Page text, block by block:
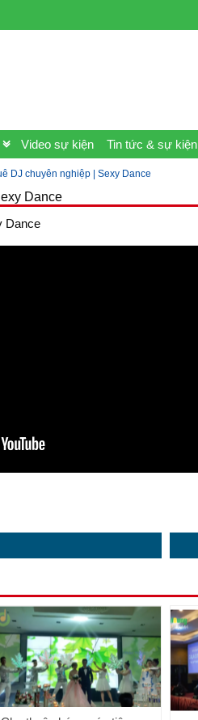
Video sự kiện Tin tức & sự kiện
DJ chuyên nghiệp | Sexy Dance
Dance
Dance